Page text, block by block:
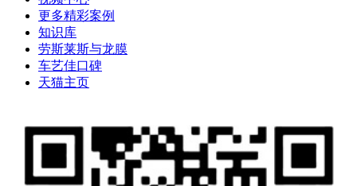
更多精彩案例
知识库
劳斯莱斯与龙膜
车艺佳口碑
天猫主页